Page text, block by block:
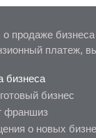
платеж,
бизнеса
бизнес
франшиз
о новых